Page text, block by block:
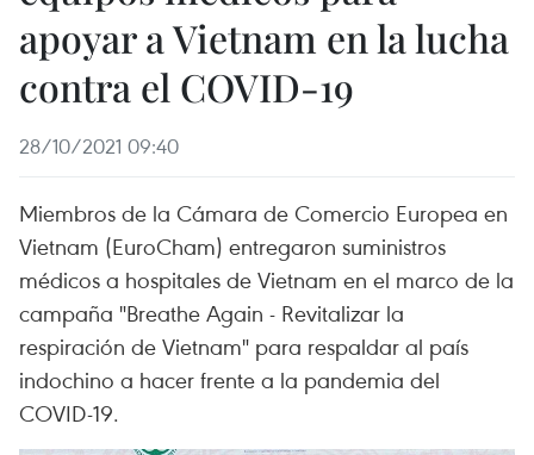
apoyar a Vietnam en la lucha
contra el COVID-19
28/10/2021 09:40
Miembros de la Cámara de Comercio Europea en
Vietnam (EuroCham) entregaron suministros
médicos a hospitales de Vietnam en el marco de la
campaña "Breathe Again - Revitalizar la
respiración de Vietnam" para respaldar al país
indochino a hacer frente a la pandemia del
COVID-19.